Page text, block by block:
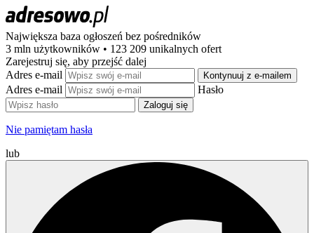
Największa baza ogłoszeń bez pośredników
3 mln użytkowników • 123 209 unikalnych ofert
Zarejestruj się, aby przejść dalej
Adres e-mail
Kontynuuj z e-mailem
Adres e-mail Hasło
Zaloguj się
Nie pamiętam hasła
lub